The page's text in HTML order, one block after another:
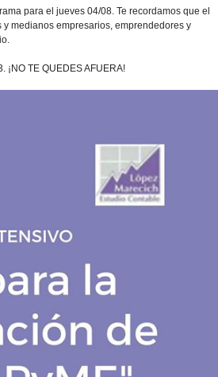
para el jueves 04/08. Te recordamos que el
medianos empresarios, emprendedores y
TE QUEDES AFUERA!